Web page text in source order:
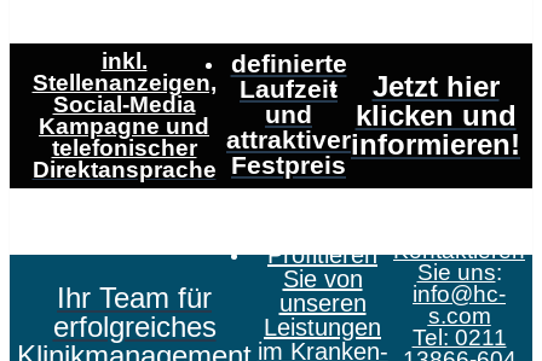
inkl.
Stellenanzeigen,
Social-Media
Kampagne und
telefonischer
Direktansprache
definierte
Laufzeit
und
attraktiver
Festpreis
Jetzt hier
klicken und
informieren!
Ihr Team für
erfolgreiches
Profitieren
Sie von
unseren
Leistungen
im Kranken­
Kontaktieren
Sie uns:
info@hc-
s.com
Tel: 0211